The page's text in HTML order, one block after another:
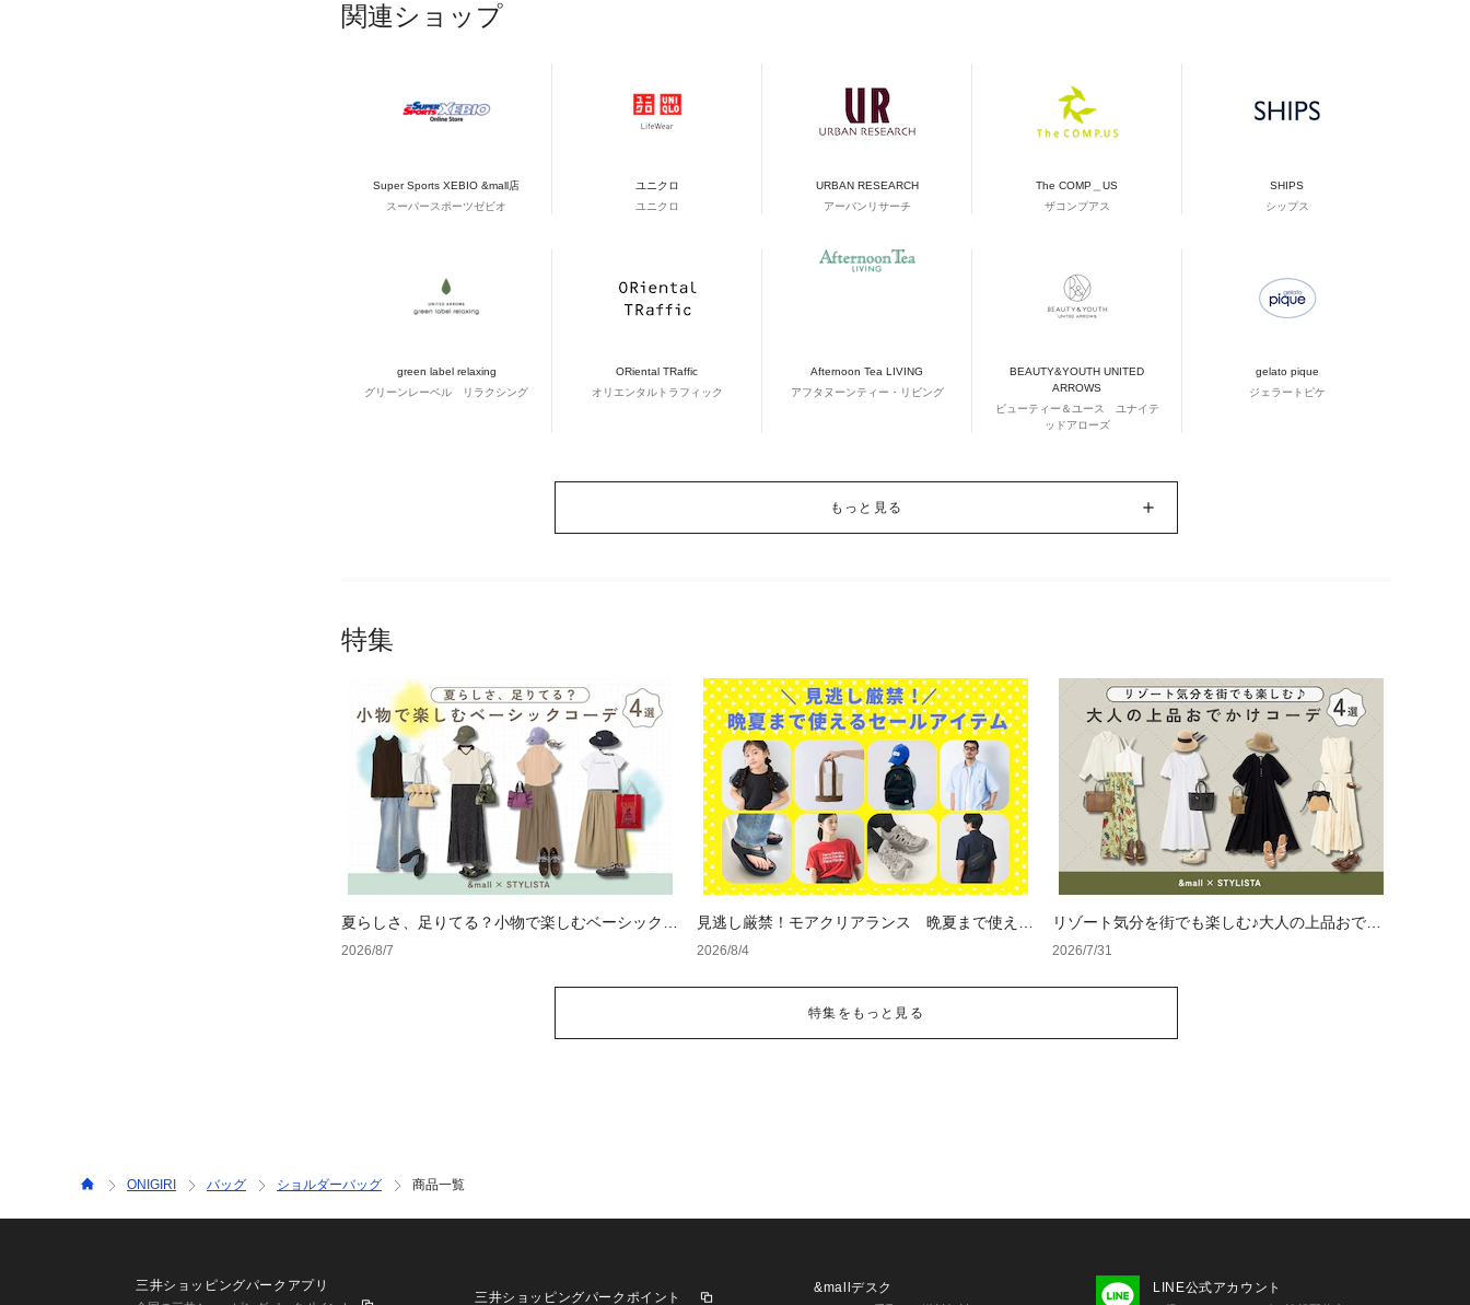
関連ショップ
Super Sports XEBIO &mall店
スーパースポーツゼビオ
ユニクロ
ユニクロ
URBAN RESEARCH
アーバンリサーチ
The COMP＿US
ザコンプアス
SHIPS
シップス
green label relaxing
グリーンレーベル リラクシング
ORiental TRaffic
オリエンタルトラフィック
Afternoon Tea LIVING
アフタヌーンティー・リビング
BEAUTY&YOUTH UNITED
ARROWS
ビューティー＆ユース ユナイテ
ッドアローズ
gelato pique
ジェラートピケ
もっと見る
特集
夏らしさ、足りてる？小物で楽しむベーシックコ
ーデ4選
2026/8/7
見逃し厳禁！モアクリアランス 晩夏まで使える
セールアイテム
2026/8/4
リゾート気分を街でも楽しむ♪大人の上品おでか
けコーデ4選
2026/7/31
特集をもっと見る
ONIGIRI バッグ ショルダーバッグ 商品一覧
三井ショッピングパークアプリ
三井ショッピングパークポイント
&mallデスク LINE公式アカウント